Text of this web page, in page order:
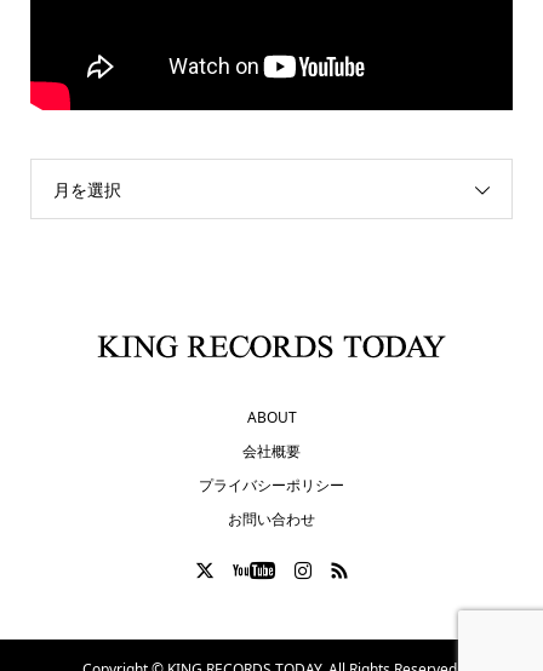
月を選択
ABOUT
会社概要
プライバシーポリシー
お問い合わせ